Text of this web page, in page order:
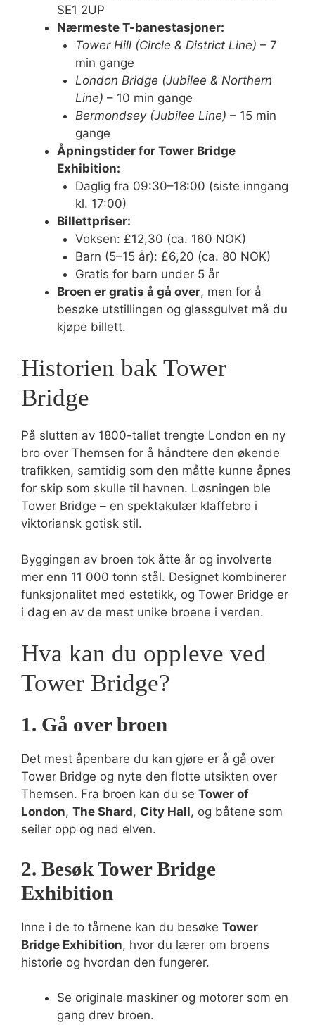
SE1 2UP
Nærmeste T-banestasjoner:
Tower Hill (Circle & District Line) – 7
min gange
London Bridge (Jubilee & Northern
Line) – 10 min gange
Bermondsey (Jubilee Line) – 15 min
gange
Åpningstider for Tower Bridge
Exhibition:
Daglig fra 09:30–18:00 (siste inngang
kl. 17:00)
Billettpriser:
Voksen: £12,30 (ca. 160 NOK)
Barn (5–15 år): £6,20 (ca. 80 NOK)
Gratis for barn under 5 år
Broen er gratis å gå over, men for å
besøke utstillingen og glassgulvet må du
kjøpe billett.
Historien bak Tower
Bridge
På slutten av 1800-tallet trengte London en ny
bro over Themsen for å håndtere den økende
trafikken, samtidig som den måtte kunne åpnes
for skip som skulle til havnen. Løsningen ble
Tower Bridge – en spektakulær klaffebro i
viktoriansk gotisk stil.
Byggingen av broen tok åtte år og involverte
mer enn 11 000 tonn stål. Designet kombinerer
funksjonalitet med estetikk, og Tower Bridge er
i dag en av de mest unike broene i verden.
Hva kan du oppleve ved
Tower Bridge?
1. Gå over broen
Det mest åpenbare du kan gjøre er å gå over
Tower Bridge og nyte den flotte utsikten over
Themsen. Fra broen kan du se Tower of
London, The Shard, City Hall, og båtene som
seiler opp og ned elven.
2. Besøk Tower Bridge
Exhibition
Inne i de to tårnene kan du besøke Tower
Bridge Exhibition, hvor du lærer om broens
historie og hvordan den fungerer.
Se originale maskiner og motorer som en
gang drev broen.